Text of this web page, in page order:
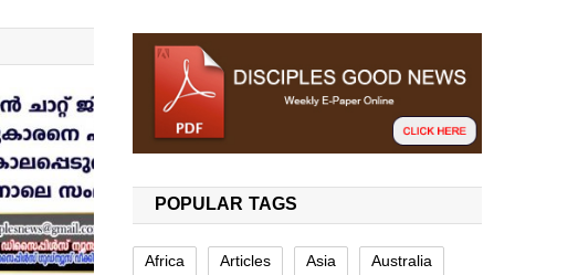
POPULAR TAGS
Africa Articles Asia Australia